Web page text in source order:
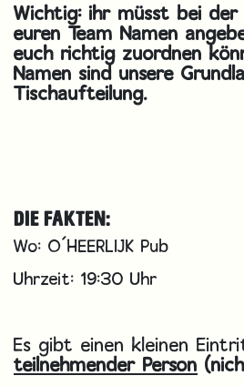
Wichtig: ihr müsst bei der
euren Team Namen
euch richtig zuordnen
Namen sind unsere
Tischaufteilung.
DIE FAKTEN:
Wo: O´HEERLIJK Pub
Uhrzeit: 19:30 Uhr
Es gibt einen kleinen
teilnehmender Person